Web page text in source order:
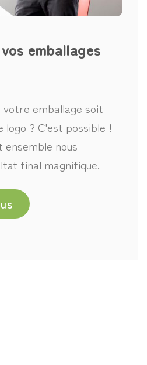
emballages
votre emballage soit
? C'est possible !
nous
final magnifique.